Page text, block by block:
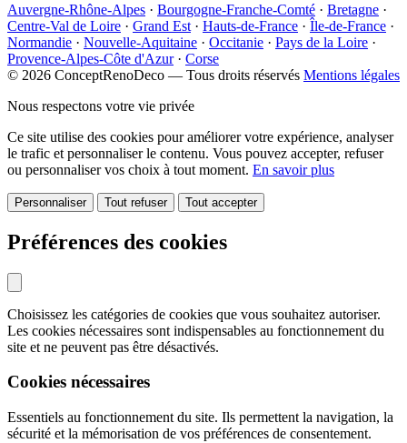
Auvergne-Rhône-Alpes · Bourgogne-Franche-Comté · Bretagne ·
Centre-Val de Loire · Grand Est · Hauts-de-France · Île-de-France ·
Normandie · Nouvelle-Aquitaine · Occitanie · Pays de la Loire ·
Provence-Alpes-Côte d'Azur · Corse
© 2026 ConceptRenoDeco — Tous droits réservés Mentions légales
Nous respectons votre vie privée
Ce site utilise des cookies pour améliorer votre expérience, analyser
le trafic et personnaliser le contenu. Vous pouvez accepter, refuser
ou personnaliser vos choix à tout moment. En savoir plus
Personnaliser Tout refuser Tout accepter
Préférences des cookies
Choisissez les catégories de cookies que vous souhaitez autoriser.
Les cookies nécessaires sont indispensables au fonctionnement du
site et ne peuvent pas être désactivés.
Cookies nécessaires
Essentiels au fonctionnement du site. Ils permettent la navigation, la
sécurité et la mémorisation de vos préférences de consentement.